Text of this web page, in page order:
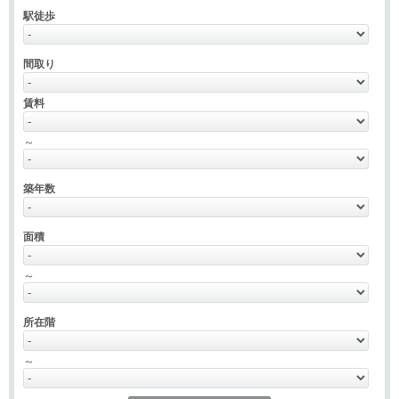
駅徒歩
間取り
賃料
～
築年数
面積
～
所在階
～